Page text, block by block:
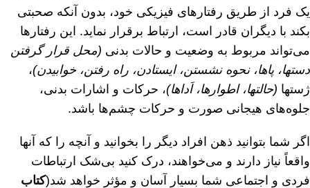
یک فرد از طریق رفتارهای فیزیکی خود، بدون آنکه صحبتی
بکند با دیگران قادر است، ارتباط برقرار نماید. این رفتارها
می‌تواند مربوط به وضعیت و حالات بدنی (محل قرار گرفتن
دستها، پاها، نحوه نشستن، ایستادن، راه رفتن، خوابیدن)،
ژستها (حالتها، اطوارها، اَداها)، حرکات و اشارات بدنی،
جلوه‌های هیجانی صورت و حرکات چشم‌ها باشد.
اگر شما بتوانید ذهن افراد دیگر را بخوانید و آنچه را که آنها
واقعاً نیاز دارند و می‌خواهند، درک کنید بی‌شک ارتباطات
فردی و اجتماعی شما بسیار آسان و مؤثر خواهد شد(کتاب